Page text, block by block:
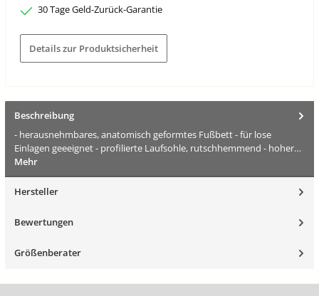
30 Tage Geld-Zurück-Garantie
Details zur Produktsicherheit
Beschreibung
- herausnehmbares, anatomisch geformtes Fußbett - für lose
Einlagen geeeignet - profilierte Laufsohle, rutschhemmend - hoher…
Mehr
Hersteller
Bewertungen
Größenberater